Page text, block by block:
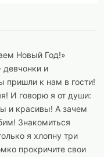
Новый Год!»
девчонки и
пришли к нам в гости!
И говорю я от души:
и красивы! А зачем
Знакомиться
я хлопну три
прокричите свои